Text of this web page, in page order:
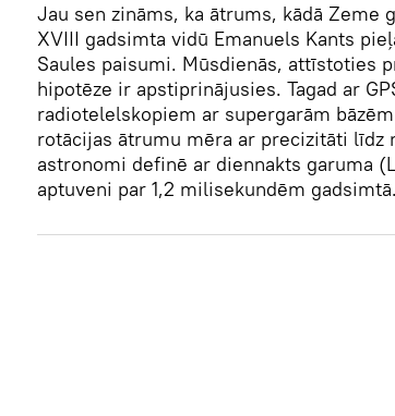
Jau sen zināms, ka ātrums, kādā Zeme
XVIII gadsimta vidū Emanuels Kants
Saules paisumi. Mūsdienās, attīstoties
hipotēze ir apstiprinājusies. Tagad ar
radiotelelskopiem ar supergarām
rotācijas ātrumu mēra ar precizitāti līdz
astronomi definē ar diennakts garuma
aptuveni par 1,2 milisekundēm gadsimtā.